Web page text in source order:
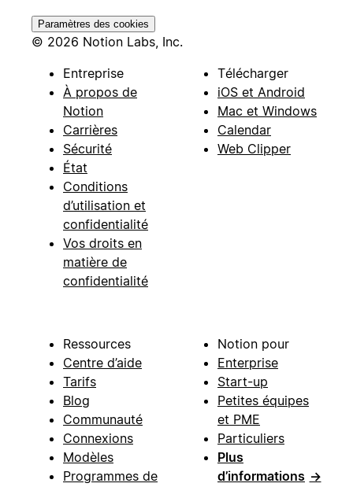
Paramètres des cookies
© 2026 Notion Labs, Inc.
Entreprise
À propos de
Notion
Carrières
Sécurité
État
Conditions
d’utilisation et
confidentialité
Vos droits en
matière de
confidentialité
Télécharger
iOS et Android
Mac et Windows
Calendar
Web Clipper
Ressources
Centre d’aide
Tarifs
Blog
Communauté
Connexions
Modèles
Programmes de
Notion pour
Enterprise
Start-up
Petites équipes
et PME
Particuliers
Plus
d’informations →